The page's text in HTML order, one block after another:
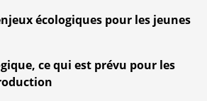
écologiques pour les jeunes
ce qui est prévu pour les